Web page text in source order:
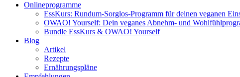
Onlineprogramme
EssKurs: Rundum-Sorglos-Programm für deinen veganen
OWAO! Yourself: Dein veganes Abnehm- und
Bundle EssKurs & OWAO! Yourself
Blog
Artikel
Rezepte
Ernährungspläne